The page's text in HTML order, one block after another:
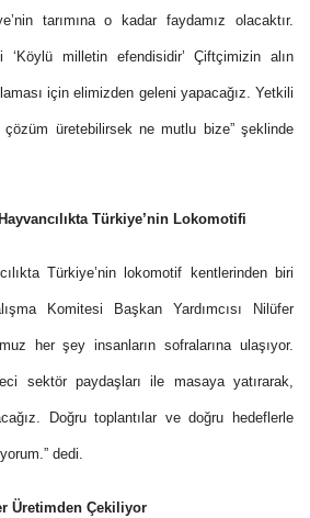
tarımına o kadar faydamız olacaktır.
‘Köylü milletin efendisidir’ Çiftçimizin alın
için elimizden geleni yapacağız. Yetkili
çözüm üretebilirsek ne mutlu bize” şeklinde
Türkiye’nin Lokomotifi
Türkiye’nin lokomotif kentlerinden biri
Komitesi Başkan Yardımcısı Nilüfer
her şey insanların sofralarına ulaşıyor.
sektör paydaşları ile masaya yatırarak,
Doğru toplantılar ve doğru hedeflerle
dedi.
Üretimden Çekiliyor